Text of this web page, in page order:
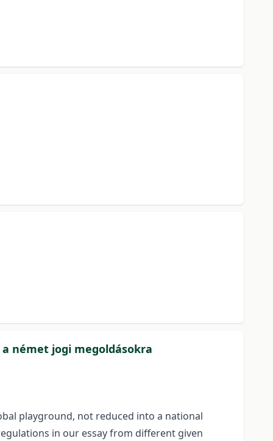
német jogi megoldásokra
playground, not reduced into a national
in our essay from different given